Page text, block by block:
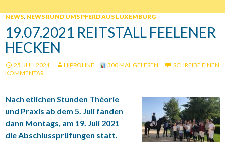
NEWS, NEWS RUND UMS PFERD AUS LUXEMBURG
19.07.2021 REITSTALL FEELENER
HECKEN
25. JULI 2021 HIPPOLINE 300 MAL GELESEN
SCHREIBE EINEN
KOMMENTAR
Nach etlichen Stunden Théorie
und Praxis ab dem 5. Juli fanden
dann Montags, am 19. Juli 2021
die Abschlussprüfungen statt.